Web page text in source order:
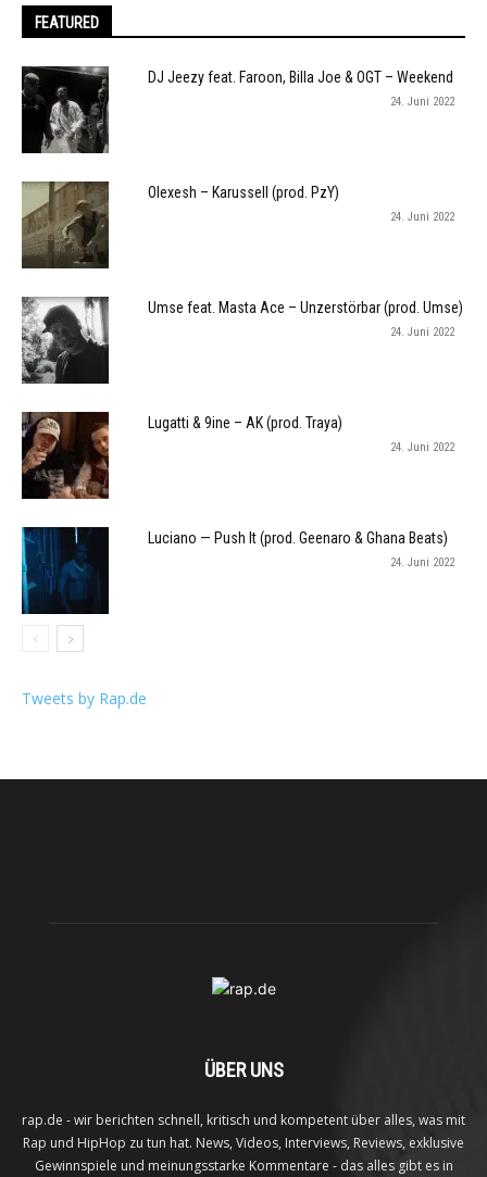
FEATURED
DJ Jeezy feat. Faroon, Billa Joe & OGT – Weekend
24. Juni 2022
Olexesh – Karussell (prod. PzY)
24. Juni 2022
Umse feat. Masta Ace – Unzerstörbar (prod. Umse)
24. Juni 2022
Lugatti & 9ine – AK (prod. Traya)
24. Juni 2022
Luciano — Push It (prod. Geenaro & Ghana Beats)
24. Juni 2022
Tweets by Rap.de
ÜBER UNS
rap.de - wir berichten schnell, kritisch und kompetent über alles, was mit
Rap und HipHop zu tun hat. News, Videos, Interviews, Reviews, exklusive
Gewinnspiele und meinungsstarke Kommentare - das alles gibt es in